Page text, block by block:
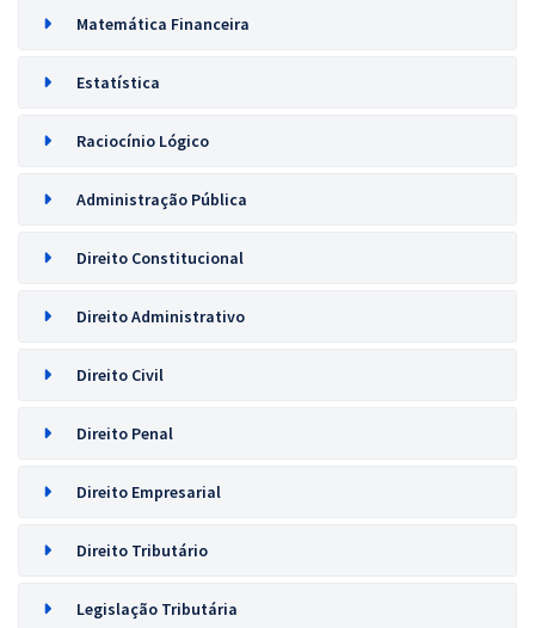
Matemática Financeira
Estatística
Raciocínio Lógico
Administração Pública
Direito Constitucional
Direito Administrativo
Direito Civil
Direito Penal
Direito Empresarial
Direito Tributário
Legislação Tributária